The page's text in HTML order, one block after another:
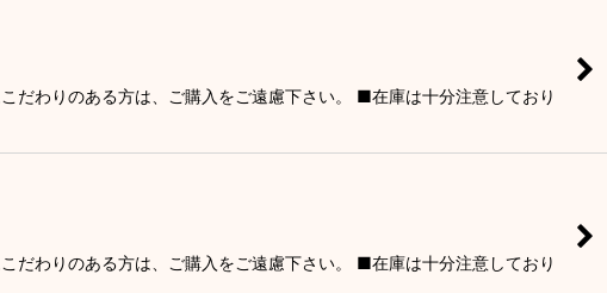
だわりのある方は、ご購入をご遠慮下さい。 ■在庫は十分注意しており
だわりのある方は、ご購入をご遠慮下さい。 ■在庫は十分注意しており